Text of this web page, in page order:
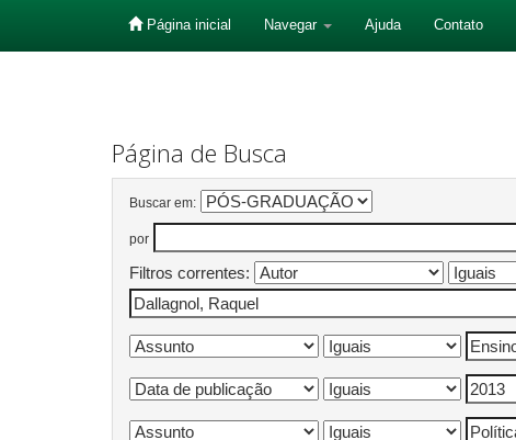
Página inicial Navegar Ajuda Contato
Página de Busca
Buscar em:
por
Filtros correntes: